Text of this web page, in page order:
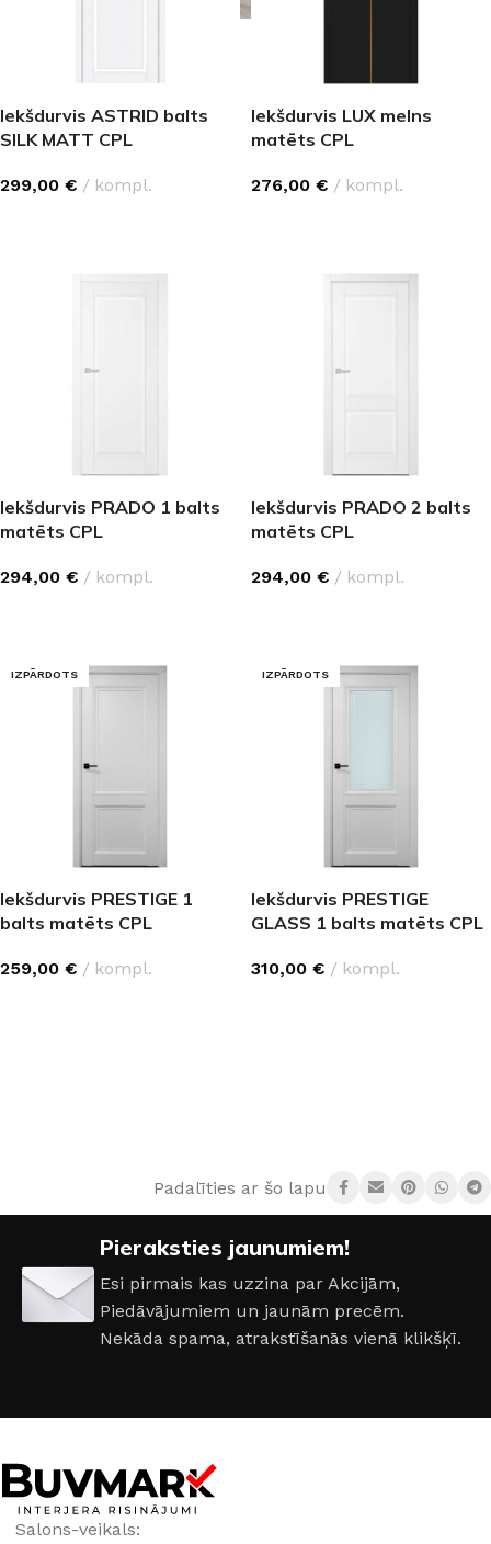
Iekšdurvis ASTRID balts
SILK MATT CPL
299,00 € kompl.
Iekšdurvis LUX melns
matēts CPL
276,00 € kompl.
Iekšdurvis PRADO 1 balts
matēts CPL
294,00 € kompl.
Iekšdurvis PRADO 2 balts
matēts CPL
294,00 € kompl.
IZPĀRDOTS
Iekšdurvis PRESTIGE 1
balts matēts CPL
259,00 € kompl.
IZPĀRDOTS
Iekšdurvis PRESTIGE
GLASS 1 balts matēts CPL
310,00 € kompl.
Padalīties ar šo lapu:
Pieraksties jaunumiem!
Esi pirmais kas uzzina par Akcijām,
Piedāvājumiem un jaunām precēm.
Nekāda spama, atrakstīšanās vienā klikšķī.
Salons-veikals: